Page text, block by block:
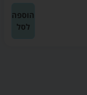
הוספה
לסל